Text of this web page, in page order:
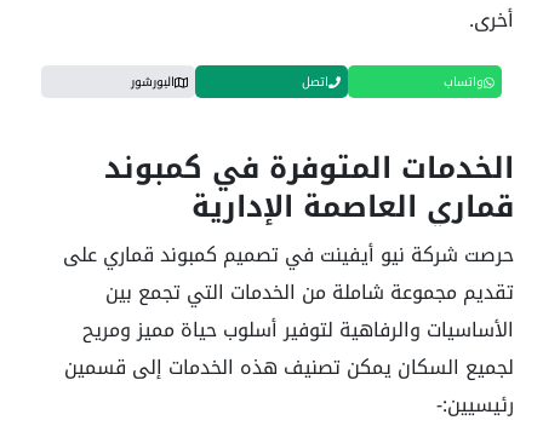
أخرى.
واتساب اتصل البورشور
الخدمات المتوفرة في كمبوند
قماري العاصمة الإدارية
حرصت شركة نيو أيفينت في تصميم كمبوند قماري على
تقديم مجموعة شاملة من الخدمات التي تجمع بين
الأساسيات والرفاهية لتوفير أسلوب حياة مميز ومريح
لجميع السكان يمكن تصنيف هذه الخدمات إلى قسمين
رئيسيين:-